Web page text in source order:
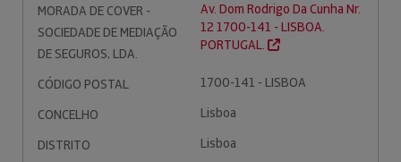
MORADA DE COVER -
SOCIEDADE DE MEDIAÇÃO
DE SEGUROS, LDA.
Av. Dom Rodrigo Da Cunha Nr.
12 1700-141 - LISBOA.
PORTUGAL.
CÓDIGO POSTAL
1700-141 - LISBOA
CONCELHO
Lisboa
DISTRITO
Lisboa